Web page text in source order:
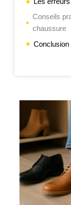
Conseils
chaussure
Conclusion